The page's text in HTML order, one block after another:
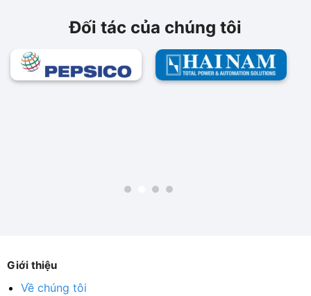
Đối tác của chúng tôi
Giới thiệu
Về chúng tôi